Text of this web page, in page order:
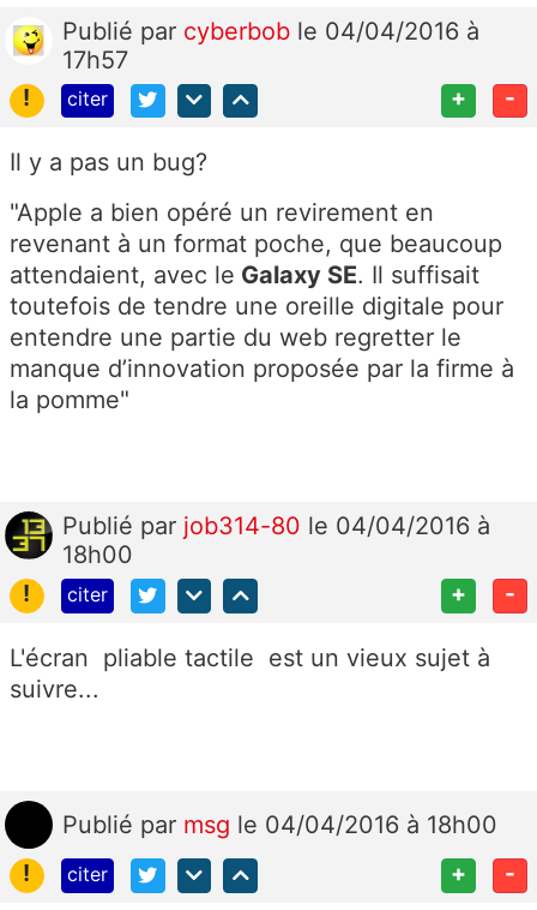
Publié par cyberbob le 04/04/2016 à
17h57
!
citer + -
Il y a pas un bug?
"Apple a bien opéré un revirement en
revenant à un format poche, que beaucoup
attendaient, avec le Galaxy SE. Il suffisait
toutefois de tendre une oreille digitale pour
entendre une partie du web regretter le
manque d’innovation proposée par la firme à
la pomme"
Publié par job314-80 le 04/04/2016 à
18h00
!
citer + -
L'écran pliable tactile est un vieux sujet à
suivre...
Publié par msg le 04/04/2016 à 18h00
!
citer + -